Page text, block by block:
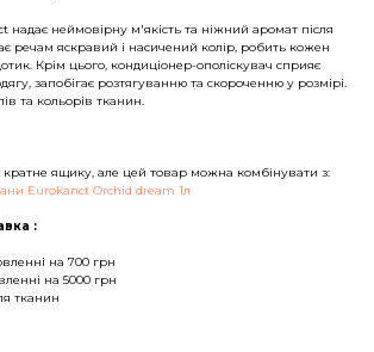
надає неймовірну м'якість та ніжний аромат після
речам яскравий і насичений колір, робить кожен
Крім цього, кондиціонер-ополіскувач сприяє
запобігає розтягуванню та скороченню у розмірі.
та кольорів тканин.
ящику, але цей товар можна комбінувати з:
Eurokanct Orchid dream 1л
:
на 700 грн
на 5000 грн
тканин